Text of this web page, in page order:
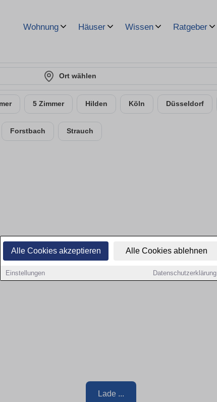
Alle Cookies akzeptieren Alle Cookies ablehnen
Einstellungen Datenschutzerklärung
Wohnung Häuser Wissen Ratgeber
Ort wählen
5 Zimmer Hilden Köln Düsseldorf
Forstbach Strauch
Lade ...